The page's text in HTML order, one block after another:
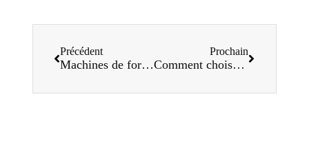
Précédent
Machines de formage de rouleaux à canal C : l'avenir de la production industrielle
Prochain
Comment choisir la machine de profilage adaptée à vos besoins de production ?